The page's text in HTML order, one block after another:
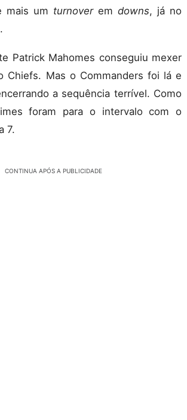
mais um turnoverem downs, já no
Patrick Mahomes conseguiu mexer
Chiefs. Mas o Commanders foi lá e
a sequência terrível. Como
foram para o intervalo com o
7.
CONTINUA APÓS A PUBLICIDADE